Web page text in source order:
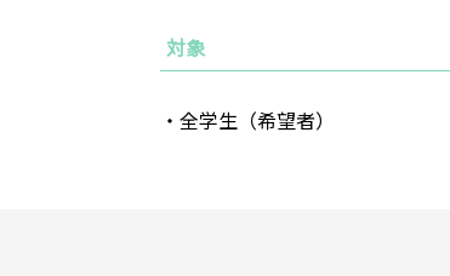
対象
・全学生（希望者）